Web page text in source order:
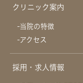
クリニック案内
当院の特徴
アクセス
採用・求人情報